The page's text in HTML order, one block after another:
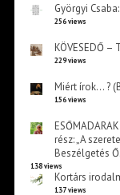
Györgyi
256 views
KÖVESEDŐ –
229 views
Miért írok… ?
156 views
rész: „A
Beszélgetés
138 views
Kortárs
137 views